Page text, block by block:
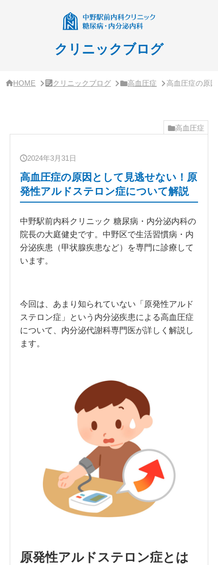
クリニックブログ
HOME クリニックブログ 高血圧症 高血圧症の原
高血圧症
2024年3月31日
高血圧症の原因として見逃せない！原
発性アルドステロン症について解説
中野駅前内科クリニック 糖尿病・内分泌内科の
院長の大庭健史です。中野区で生活習慣病・内
分泌疾患（甲状腺疾患など）を専門に診療して
います。
今回は、あまり知られていない「原発性アルド
ステロン症」という内分泌疾患による高血圧症
について、内分泌代謝科専門医が詳しく解説し
ます。
原発性アルドステロン症とは